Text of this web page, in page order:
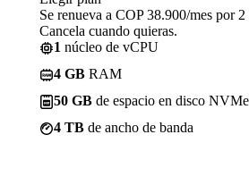
Se renueva a COP 38.900/mes por 2
Cancela cuando quieras.
1 núcleo de vCPU
4 GB RAM
50 GB de espacio en disco NVMe
4 TB de ancho de banda